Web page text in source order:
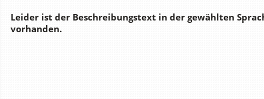
Leider ist der Beschreibungstext in der gewählten
vorhanden.